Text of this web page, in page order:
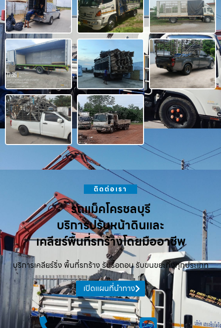
ติดต่อเรา
รถแม็คโครชลบุรี
บริการปรับหน้าดินและ
เคลียร์พื้นที่รกร้างโดยมืออาชีพ
บริการเคลียร์ริ่ง พื้นที่รกร้าง รับรื้อถอน รับขนขยะทิ้งทุกประเภท
เปิดแผนที่นำทาง